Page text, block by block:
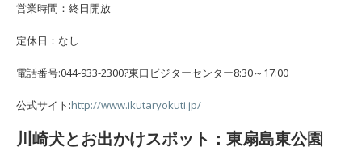
営業時間：終日開放
定休日：なし
電話番号:044-933-2300?東口ビジターセンター8:30～17:00
公式サイト:http://www.ikutaryokuti.jp/
川崎犬とお出かけスポット：東扇島東公園